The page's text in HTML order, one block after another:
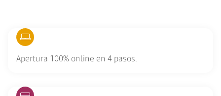
Apertura 100% online en 4 pasos.